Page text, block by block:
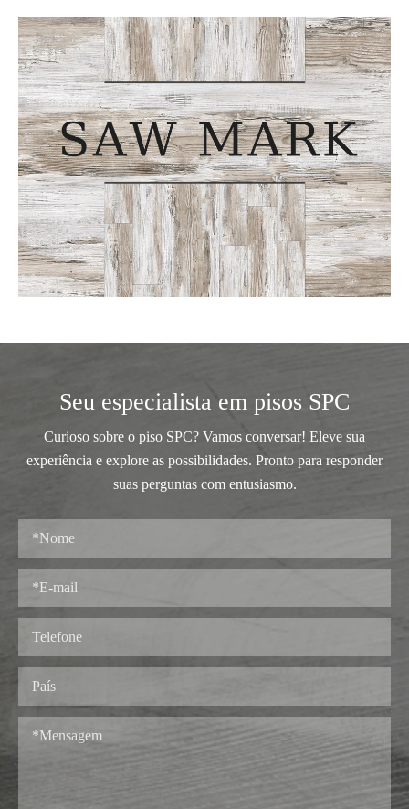
Seu especialista em pisos SPC
Curioso sobre o piso SPC? Vamos conversar! Eleve sua
experiência e explore as possibilidades. Pronto para responder
suas perguntas com entusiasmo.